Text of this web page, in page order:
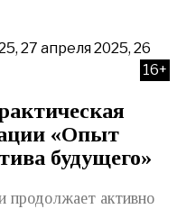
27 апреля 2025, 26
16+
«Опыт
будущего»
продолжает активно